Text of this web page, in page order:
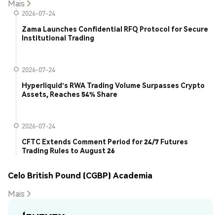
Mais
2026-07-24
Zama Launches Confidential RFQ Protocol for Secure
Institutional Trading
2026-07-24
Hyperliquid's RWA Trading Volume Surpasses Crypto
Assets, Reaches 54% Share
2026-07-24
CFTC Extends Comment Period for 24/7 Futures
Trading Rules to August 26
Celo British Pound (CGBP) Academia
Mais